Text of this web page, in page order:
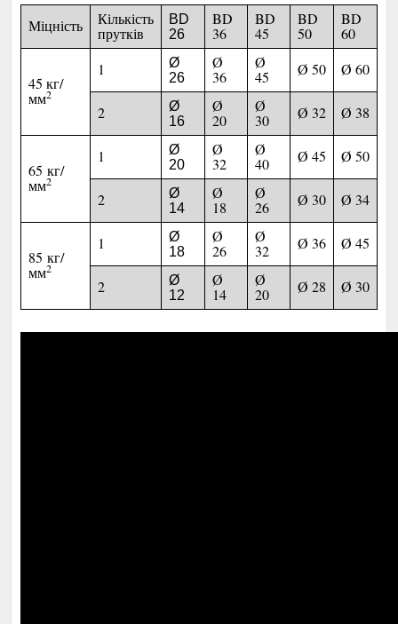
Міцність
Кількість
прутків
BD
26
BD
36
BD
45
BD
50
BD
60
45 кг/
мм2
1
Ø
26
Ø
36
Ø
45
Ø 50 Ø 60
2
Ø
16
Ø
20
Ø
30
Ø 32 Ø 38
65 кг/
мм2
1
Ø
20
Ø
32
Ø
40
Ø 45 Ø 50
2
Ø
14
Ø
18
Ø
26
Ø 30 Ø 34
85 кг/
мм2
1
Ø
18
Ø
26
Ø
32
Ø 36 Ø 45
2
Ø
12
Ø
14
Ø
20
Ø 28 Ø 30